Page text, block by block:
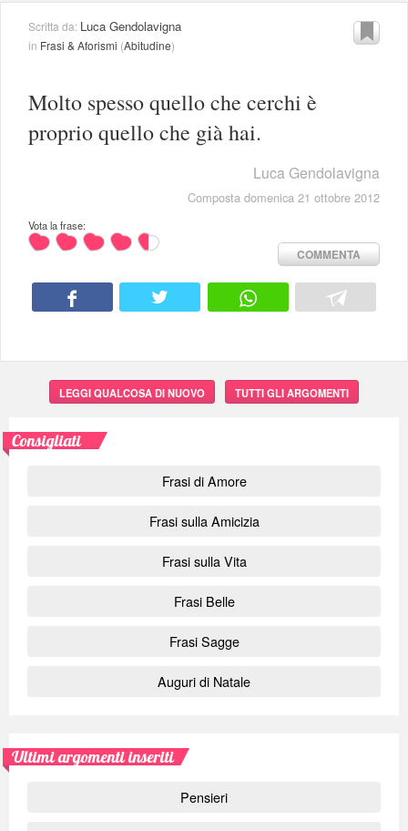
Scritta da: Luca Gendolavigna
in Frasi & Aforismi (Abitudine)
Molto spesso quello che cerchi è
proprio quello che già hai.
Luca Gendolavigna
Composta domenica 21 ottobre 2012
Vota la frase:
COMMENTA
LEGGI QUALCOSA DI NUOVO TUTTI GLI ARGOMENTI
Consigliati
Frasi di Amore
Frasi sulla Amicizia
Frasi sulla Vita
Frasi Belle
Frasi Sagge
Auguri di Natale
Ultimi argomenti inseriti
Pensieri